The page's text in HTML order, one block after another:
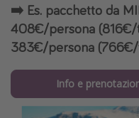
➡️ Es. pacchetto da
408€/persona (816€/
383€/persona
Info e